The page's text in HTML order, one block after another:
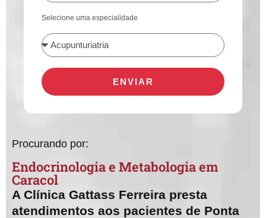
Procurando por:
Endocrinologia e Metabologia​ em
Caracol
A Clínica Gattass Ferreira presta
atendimentos aos pacientes de Ponta
Selecione uma especialidade
ENVIAR